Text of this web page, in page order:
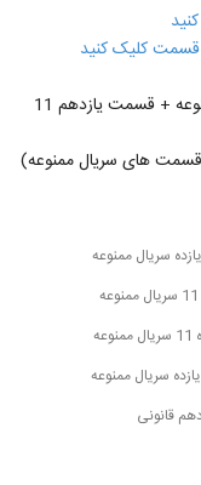
کلیک کنید
(جهت دانلود ممنوعه + قسمت یازدهم 11
قسمت های سریال ممنوعه)
سریال ممنوعه
قانونی